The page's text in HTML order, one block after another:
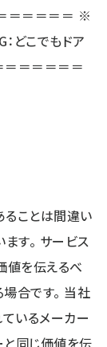
＝＝＝＝＝ ※
どこでもドア
＝＝＝＝＝＝
ることは間違い
す。 サービス
値を伝えるべ
合です。 当社
いるメーカー
と同じ価値を伝